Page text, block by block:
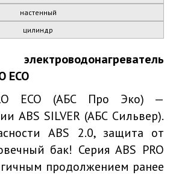
настенный
цилиндр
электроводонагреватель
ECO
ECO (АБС Про Эко) —
ABS SILVER (АБС Сильвер).
ABS 2.0, защита от
бак! Серия ABS PRO
продолжением ранее